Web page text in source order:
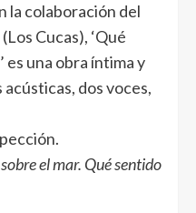
la colaboración del
(Los Cucas), ‘Qué
es una obra íntima y
dos voces,
el mar. Qué sentido